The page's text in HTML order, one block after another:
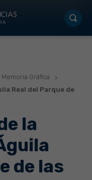
Memoria Gráfica
Real del Parque de
la
de las